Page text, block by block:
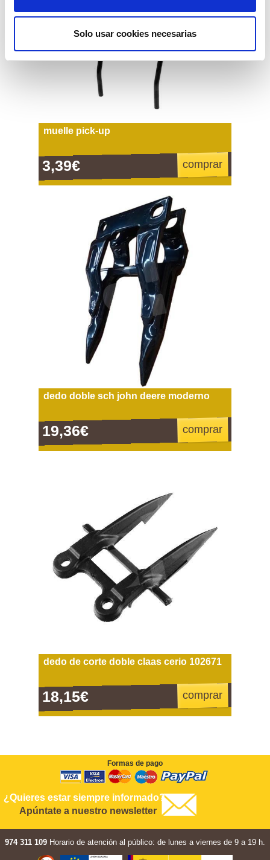
Solo usar cookies necesarias
muelle pick-up
3,39€ comprar
dedo doble sch john deere moderno
19,36€ comprar
dedo de corte doble claas cerio 102671
18,15€ comprar
Formas de pago
¿Quieres estar siempre informado?
Apúntate a nuestro newsletter
974 311 109 Horario de atención al público: de lunes a viernes de 9 a 19 h.